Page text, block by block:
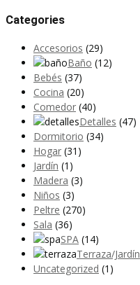
Categories
Accesorios (29)
Baño (12)
Bebés (37)
Cocina (20)
Comedor (40)
Detalles (47)
Dormitorio (34)
Hogar (31)
Jardín (1)
Madera (3)
Niños (3)
Peltre (270)
Sala (36)
SPA (14)
Terraza/Jardín
Uncategorized (1)